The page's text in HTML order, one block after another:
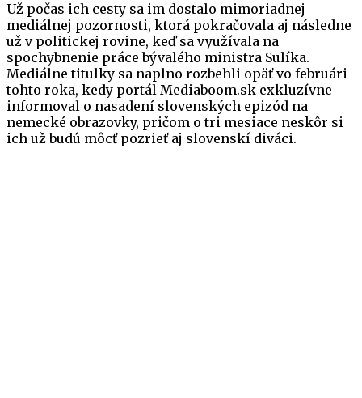
Už počas ich cesty sa im dostalo mimoriadnej
mediálnej pozornosti, ktorá pokračovala aj následne
už v politickej rovine, keď sa využívala na
spochybnenie práce bývalého ministra Sulíka.
Mediálne titulky sa naplno rozbehli opäť vo februári
tohto roka, kedy portál Mediaboom.sk exkluzívne
informoval o nasadení slovenských epizód na
nemecké obrazovky, pričom o tri mesiace neskôr si
ich už budú môcť pozrieť aj slovenskí diváci.